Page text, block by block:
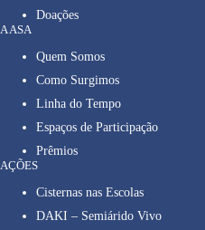
Doações
A ASA
Quem Somos
Como Surgimos
Linha do Tempo
Espaços de Participação
Prêmios
AÇÕES
Cisternas nas Escolas
DAKI – Semiárido Vivo